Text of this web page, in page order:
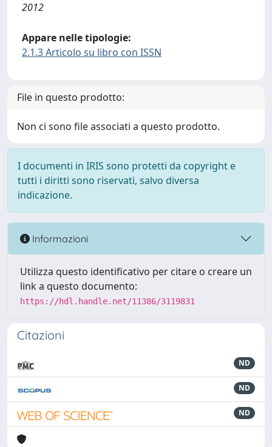
2012
Appare nelle tipologie:
2.1.3 Articolo su libro con ISSN
File in questo prodotto:
Non ci sono file associati a questo prodotto.
I documenti in IRIS sono protetti da copyright e
tutti i diritti sono riservati, salvo diversa
indicazione.
Informazioni
Utilizza questo identificativo per citare o creare un
link a questo documento:
https://hdl.handle.net/11386/3119831
Citazioni
ND
ND
ND